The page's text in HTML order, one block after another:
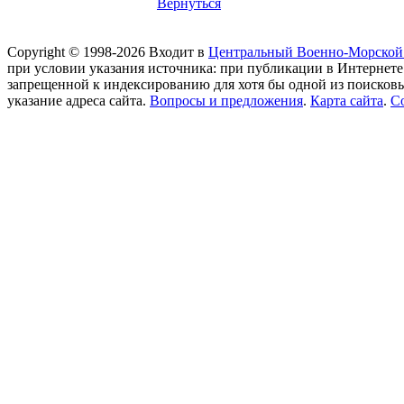
Вернуться
Copyright © 1998-2026 Входит в Центральный Военно-
при условии указания источника: при публикации в
запрещенной к индексированию для хотя бы одной из
указание адреса сайта. Вопросы и предложения. Карта сайта.